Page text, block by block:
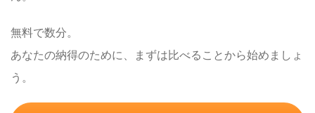
無料で数分。
あなたの納得のために、まずは比べることから始めましょ
う。